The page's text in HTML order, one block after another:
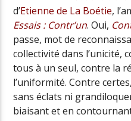
d’Etienne de La Boétie,
Essais : Contr’un. Oui,
passe, mot de
collectivité dans l’unicité,
tous à un seul, contre la
l’uniformité. Contre
sans éclats ni
biaisant et en